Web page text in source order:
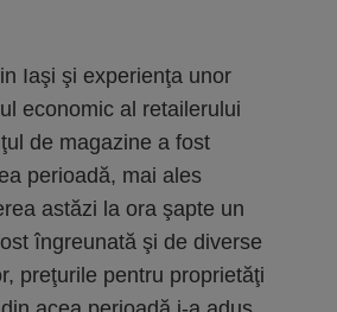
Iaşi şi experienţa unor
economic al retailerului
de magazine a fost
perioadă, mai ales
astăzi la ora şapte un
îngreunată şi de diverse
preţurile pentru proprietăţi